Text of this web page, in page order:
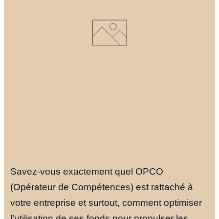
Savez-vous exactement quel OPCO
(Opérateur de Compétences) est rattaché à
votre entreprise et surtout, comment optimiser